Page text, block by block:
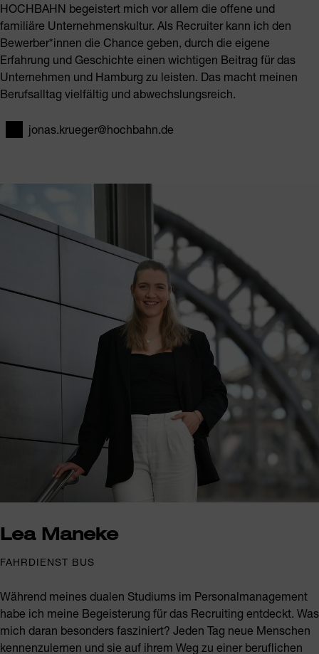
HOCHBAHN begeistert mich vor allem die offene und
familiäre Unternehmenskultur. Als Recruiter kann ich den
Bewerber*innen die Chance geben, durch die eigene
Erfahrung und Geschichte einen wichtigen Beitrag für das
Unternehmen und Hamburg zu leisten. Das macht meinen
Berufsalltag vielfältig und abwechslungsreich.
E-Mail
jonas.krueger@hochbahn.de
Lea Maneke
FAHRDIENST BUS
Während meines dualen Studiums im Personalmanagement
habe ich meine Begeisterung für das Recruiting entdeckt. Was
mich daran besonders fasziniert? Jeden Tag neue Menschen
kennenzulernen und sie auf ihrem Weg zu einer beruflichen